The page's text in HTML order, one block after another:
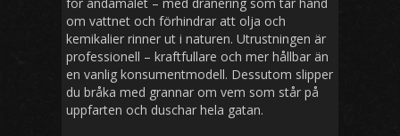
om vattnet och förhindrar att olja och
kemikalier rinner ut i naturen. Utrustningen är
professionell – kraftfullare och mer hållbar än
en vanlig konsumentmodell. Dessutom slipper
du bråka med grannar om vem som står på
uppfarten och duschar hela gatan.